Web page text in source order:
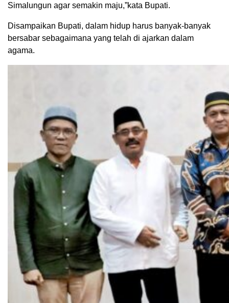
Simalungun agar semakin maju,”kata Bupati.
Disampaikan Bupati, dalam hidup harus banyak-banyak
bersabar sebagaimana yang telah di ajarkan dalam
agama.